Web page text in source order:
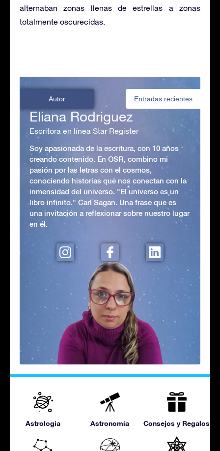
alternaban zonas llenas de estrellas a zonas
totalmente oscurecidas.
Autor Entradas recientes
Eliana Rodriguez
Escritora en línea Star Register
Soy apasionada de la escritura, con 10 años
creando contenido. En OSR, combino mi
pasión por las letras con el cosmos,
conociendo historias que nos conectan con la
inmensidad del universo. "El universo es un
libro infinito." Carl Sagan. Una frase que es
una invitación a reflexionar sobre nuestro lugar
en él.
Astrologia Astronomía Consejos y Regalos